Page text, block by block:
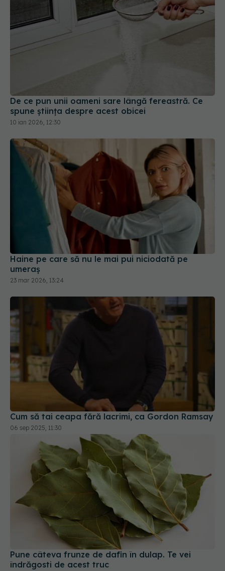
De ce pun unii oameni sare lângă fereastră. Ce
spune știința despre acest obicei
10 ian 2026, 12:30
Haine pe care să nu le mai pui niciodată pe
umeraș
23 mar 2026, 13:24
Cum să tai ceapa fără lacrimi, ca Gordon Ramsay
06 sep 2025, 11:30
Pune câteva frunze de dafin în dulap. Te vei
îndrăgosti de acest truc